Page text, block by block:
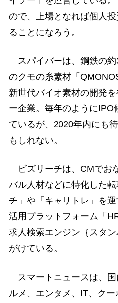
ので、上場となれば個人
ることになろう。
スパイバーは、鋼鉄の約
のクモの糸素材「
新世代バイオ素材の開発
ー企業。毎年のようにIPO
ているが、2020年内にも
もしれない。
ビズリーチは、CMでお
バル人材などに特化した
チ」や「キャリトレ」を
活用プラットフォーム「
求人検索エンジン｛スタ
がけている。
スマートニュースは、国
ルメ、エンタメ、IT、ク